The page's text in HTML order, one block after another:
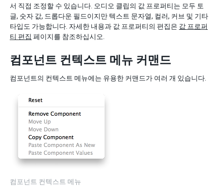
서 직접 조정할 수 있습니다. 오디오 클립의 값 프로퍼티는 모두 토
글, 숫자 값, 드롭다운 필드이지만 텍스트 문자열, 컬러, 커브 및 기타
타입도 가능합니다. 자세한 내용과 값 프로퍼티의 편집은 값 프로퍼
티 편집 페이지를 참조하십시오.
컴포넌트 컨텍스트 메뉴 커맨드
컴포넌트의 컨텍스트 메뉴에는 유용한 커맨드가 여러 개 있습니다.
컴포넌트 컨텍스트 메뉴